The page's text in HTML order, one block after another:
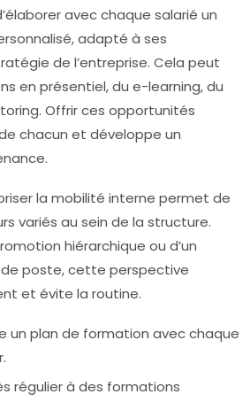
avec chaque salarié un
adapté à ses
de l’entreprise. Cela peut
en présentiel, du e-learning, du
Offrir ces opportunités
chacun et développe un
la mobilité interne permet de
variés au sein de la structure.
hiérarchique ou d’un
poste, cette perspective
et évite la routine.
un plan de formation avec chaque
régulier à des formations